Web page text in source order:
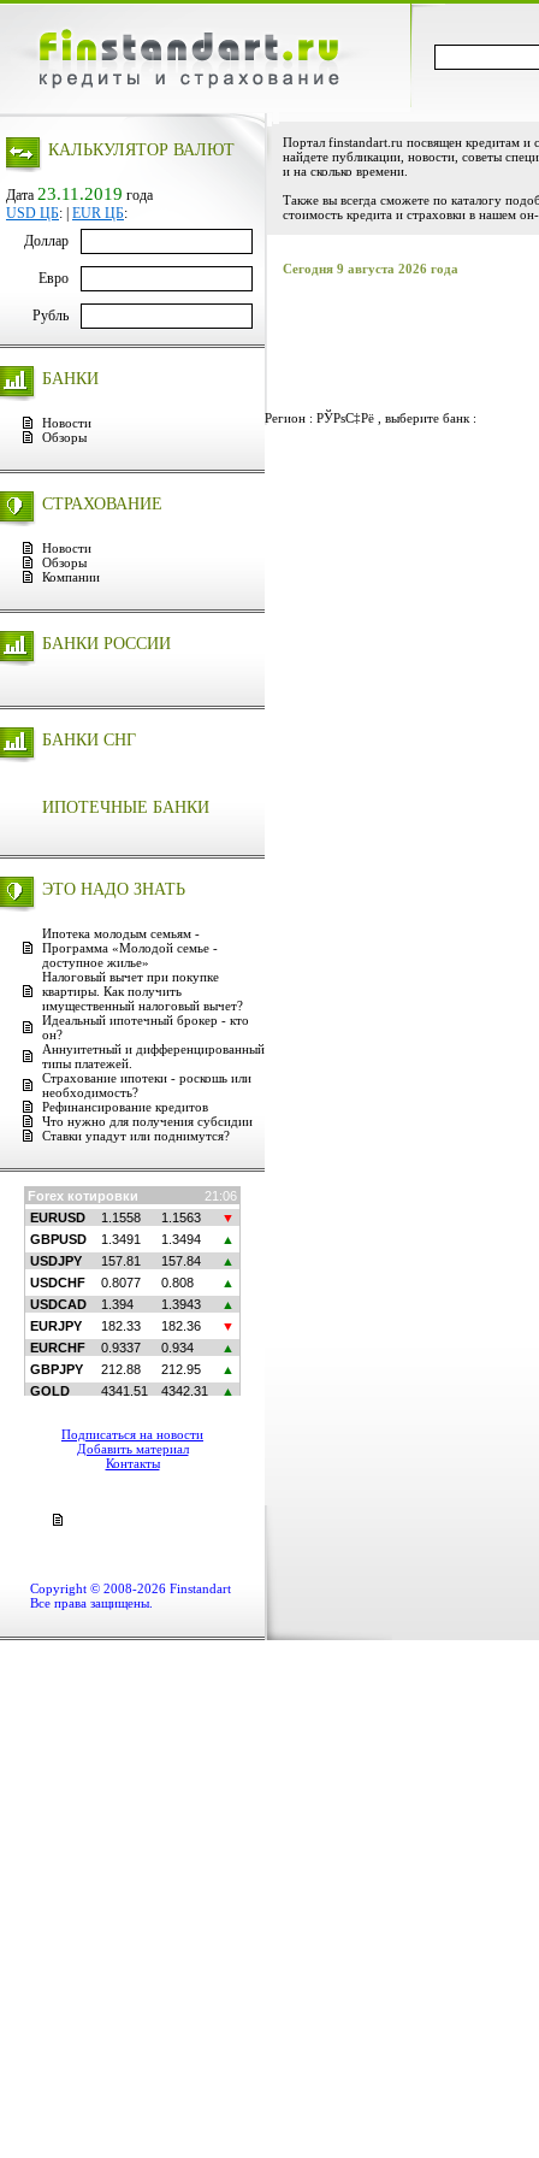
КАЛЬКУЛЯТОР ВАЛЮТ
Дата 23.11.2019 года
USD ЦБ: EUR ЦБ:
Доллар
Евро
Рубль
БАНКИ
Новости
Обзоры
СТРАХОВАНИЕ
Новости
Обзоры
Компании
БАНКИ РОССИИ
БАНКИ СНГ
ИПОТЕЧНЫЕ БАНКИ
ЭТО НАДО ЗНАТЬ
Ипотека молодым семьям -
Программа «Молодой семье -
доступное жилье»
Налоговый вычет при покупке
квартиры. Как получить
имущественный налоговый вычет?
Идеальный ипотечный брокер - кто
он?
Аннуитетный и дифференцированный
типы платежей.
Страхование ипотеки - роскошь или
необходимость?
Рефинансирование кредитов
Что нужно для получения субсидии
Ставки упадут или поднимутся?
Подписаться на новости
Добавить материал
Контакты
Copyright © 2008-2026 Finstandart
Все права защищены.
Портал finstandart.ru посвящен кредитам и
найдете публикации, новости, советы
и на сколько времени.
Также вы всегда сможете по каталогу
стоимость кредита и страховки в нашем
Сегодня 9 августа 2026 года
Регион : РЎРѕС‡Рё , выберите банк :